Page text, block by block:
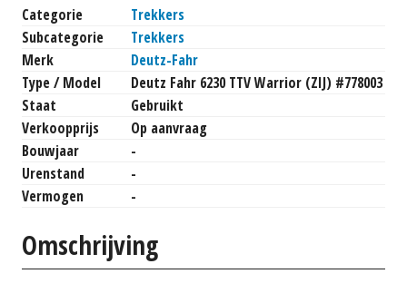
Categorie
Trekkers
Subcategorie
Trekkers
Merk
Deutz-Fahr
Type / Model
Deutz Fahr 6230 TTV Warrior (ZIJ) #778003
Staat
Gebruikt
Verkoopprijs
Op aanvraag
Bouwjaar
-
Urenstand
-
Vermogen
-
Omschrijving